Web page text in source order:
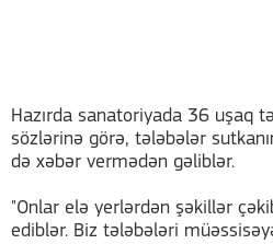
Hazırda sanatoriyada 36 uşaq
sözlərinə görə, tələbələr
də xəbər vermədən gəliblər.
"Onlar elə yerlərdən şəkillər
ediblər. Biz tələbələri